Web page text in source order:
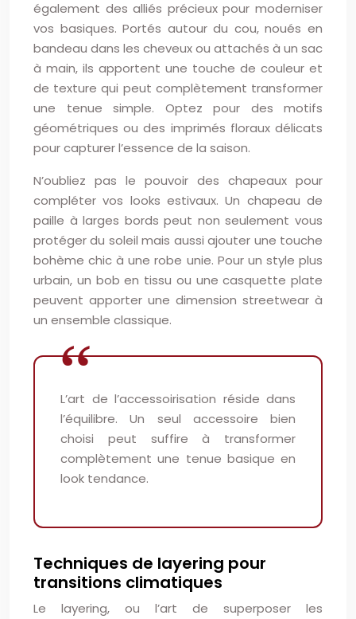
également des alliés précieux pour moderniser
vos basiques. Portés autour du cou, noués en
bandeau dans les cheveux ou attachés à un sac
à main, ils apportent une touche de couleur et
de texture qui peut complètement transformer
une tenue simple. Optez pour des motifs
géométriques ou des imprimés floraux délicats
pour capturer l’essence de la saison.
N’oubliez pas le pouvoir des chapeaux pour
compléter vos looks estivaux. Un chapeau de
paille à larges bords peut non seulement vous
protéger du soleil mais aussi ajouter une touche
bohème chic à une robe unie. Pour un style plus
urbain, un bob en tissu ou une casquette plate
peuvent apporter une dimension streetwear à
un ensemble classique.
L’art de l’accessoirisation réside dans
l’équilibre. Un seul accessoire bien
choisi peut suffire à transformer
complètement une tenue basique en
look tendance.
Techniques de layering pour
transitions climatiques
Le layering, ou l’art de superposer les